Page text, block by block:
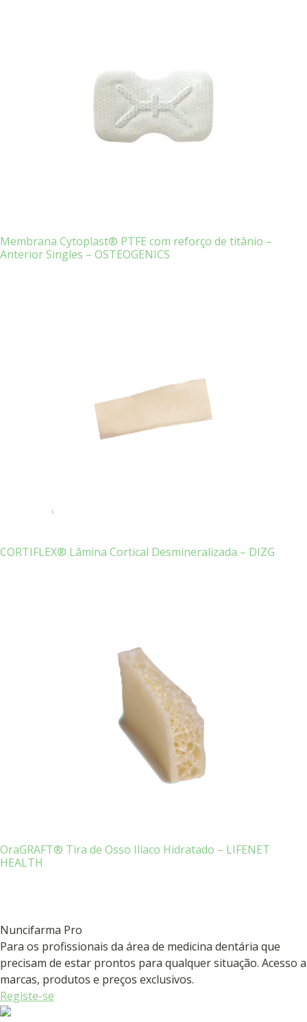
Membrana Cytoplast® PTFE com reforço de titânio –
Anterior Singles – OSTEOGENICS
CORTIFLEX® Lâmina Cortical Desmineralizada – DIZG
OraGRAFT® Tira de Osso Ilíaco Hidratado – LIFENET
HEALTH
Nuncifarma Pro
Para os profissionais da área de medicina dentária que
precisam de estar prontos para qualquer situação. Acesso a
marcas, produtos e preços exclusivos.
Registe-se